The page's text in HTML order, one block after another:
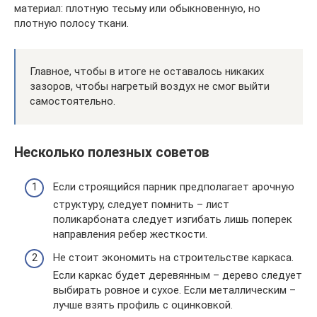
материал: плотную тесьму или обыкновенную, но
плотную полосу ткани.
Главное, чтобы в итоге не оставалось никаких
зазоров, чтобы нагретый воздух не смог выйти
самостоятельно.
Несколько полезных советов
Если строящийся парник предполагает арочную
структуру, следует помнить – лист
поликарбоната следует изгибать лишь поперек
направления ребер жесткости.
Не стоит экономить на строительстве каркаса.
Если каркас будет деревянным – дерево следует
выбирать ровное и сухое. Если металлическим –
лучше взять профиль с оцинковкой.